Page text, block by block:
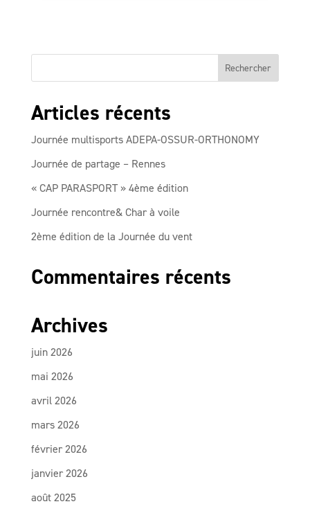
Articles récents
Journée multisports ADEPA-OSSUR-ORTHONOMY
Journée de partage – Rennes
« CAP PARASPORT » 4ème édition
Journée rencontre& Char à voile
2ème édition de la Journée du vent
Commentaires récents
Archives
juin 2026
mai 2026
avril 2026
mars 2026
février 2026
janvier 2026
août 2025